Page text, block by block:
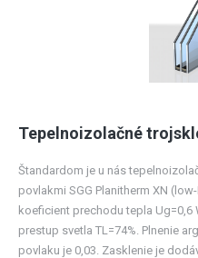
Tepelnoizolačné
Štandardom je u nás
povlakmi SGG Planitherm XN
koeficient prechodu tepla Ug=0,6
prestup svetla TL=74%. Plnenie
povlaku je 0,03. Zasklenie je